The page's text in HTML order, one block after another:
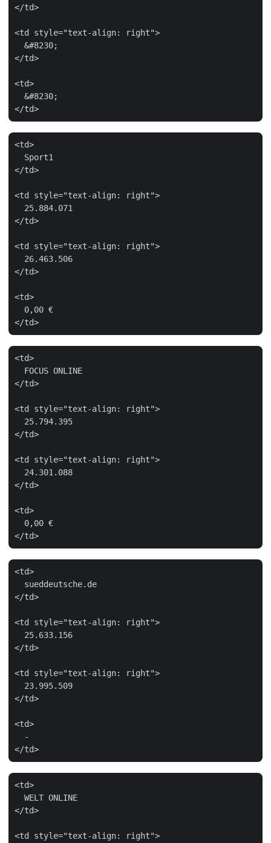
</td>
<td style="text-align: right">
  &#8230;
</td>
<td>
  &#8230;
<td>
  Sport1
</td>
<td style="text-align: right">
  25.884.071
</td>
<td style="text-align: right">
  26.463.506
</td>
<td>
  0,00 €
<td>
  FOCUS ONLINE
</td>
<td style="text-align: right">
  25.794.395
</td>
<td style="text-align: right">
  24.301.088
</td>
<td>
  0,00 €
<td>
  sueddeutsche.de
</td>
<td style="text-align: right">
  25.633.156
</td>
<td style="text-align: right">
  23.995.509
</td>
<td>
  -
<td>
  WELT ONLINE
</td>
<td style="text-align: right">